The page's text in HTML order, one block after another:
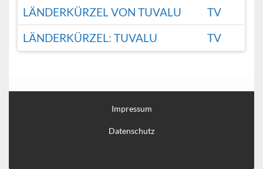
LÄNDERKÜRZEL VON TUVALU
TV
LÄNDERKÜRZEL: TUVALU
TV
Impressum
Datenschutz